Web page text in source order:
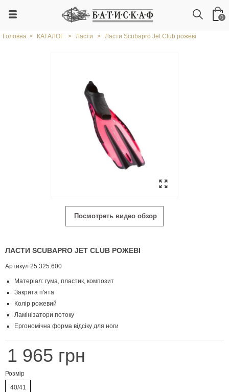
0
Головна > КАТАЛОГ > Ласти > Ласти Scubapro Jet Club рожеві
Посмотреть видео обзор
ЛАСТИ SCUBAPRO JET CLUB РОЖЕВІ
Артикул 25.325.600
Матеріал: гума, пластик, композит
Закрита п'ята
Колір рожевий
Ламінізатори потоку
Ергономічна форма відсіку для ноги
1 965 грн
Розмір
40/41